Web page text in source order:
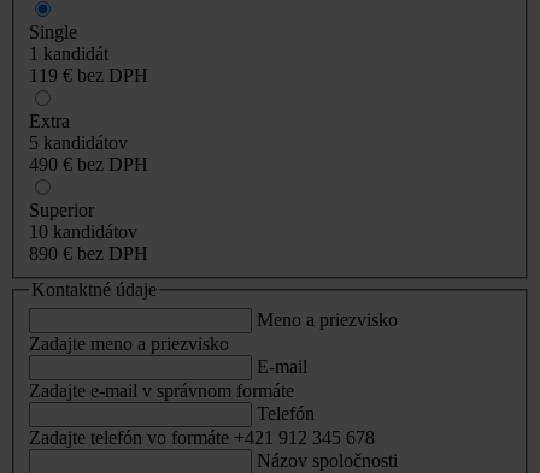
Single
1 kandidát
119 € bez DPH
Extra
5 kandidátov
490 € bez DPH
Superior
10 kandidátov
890 € bez DPH
Kontaktné údaje
Meno a priezvisko
Zadajte meno a priezvisko
E-mail
Zadajte e-mail v správnom formáte
Telefón
Zadajte telefón vo formáte +421 912 345 678
Názov spoločnosti